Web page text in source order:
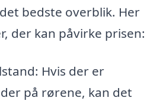
bedste overblik. Her
der kan påvirke prisen:
Hvis der er
på rørene, kan det